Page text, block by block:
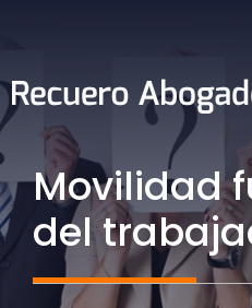
contenido
Movilidad
del